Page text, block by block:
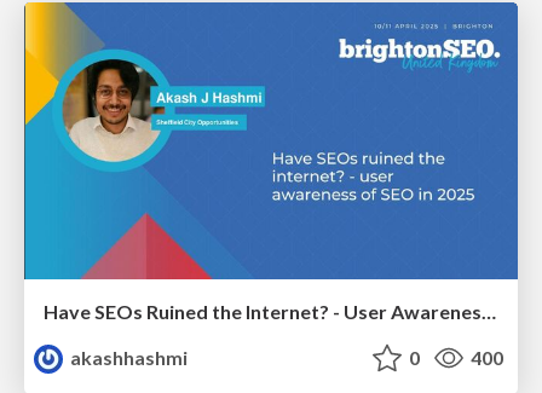
Have SEOs Ruined the Internet? - User Awareness of SEO in 2025
akashhashmi
0 400